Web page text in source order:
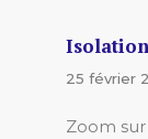
25 février
Zoom